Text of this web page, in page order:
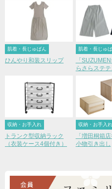
肌着・長じゅばん
ひんやり和装スリップ
肌着・長じゅ
「
らさらステテ
収納・お手入れ
トランク型収納ラック
（衣装ケース4個付き）
収納・お手入れ
「増田桐箱
小物引き出し